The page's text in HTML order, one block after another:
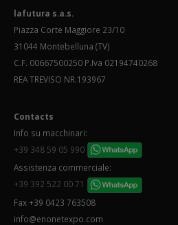
lafutura s.a.s.
Piazza Corte Maggiore 23/10
31044 Montebelluna (TV)
C.F. 00667500250 P.Iva 02194740268
REA TREVISO NR.193967
Contacts
Info su macchinari:
+39 348 59 05 990
Assistenza commerciale:
+39 392 522 00 71
Fax +39 0423 763508
info@enonetexpo.com